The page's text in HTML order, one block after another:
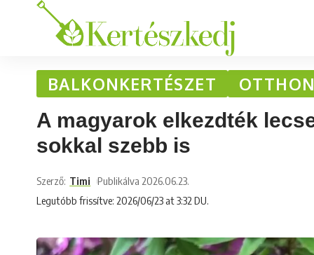
BALKONKERTÉSZET
A magyarok elkezdték
sokkal szebb is
Legutóbb frissítve: 2026/06/23 at 3:32 DU.
Szerző: Timi Publikálva 2026.06.23.